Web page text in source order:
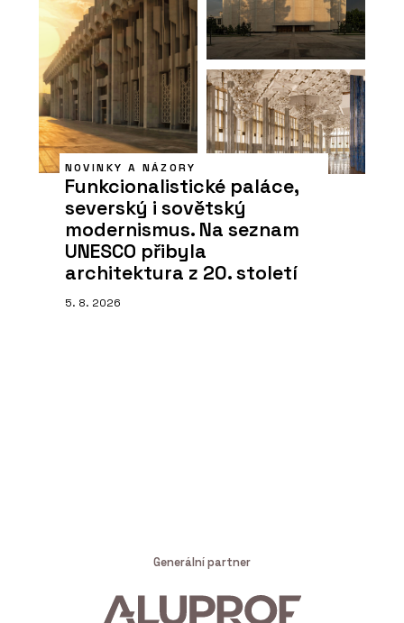
NOVINKY A NÁZORY
Funkcionalistické paláce,
severský i sovětský
modernismus. Na seznam
UNESCO přibyla
architektura z 20. století
5. 8. 2026
Generální partner